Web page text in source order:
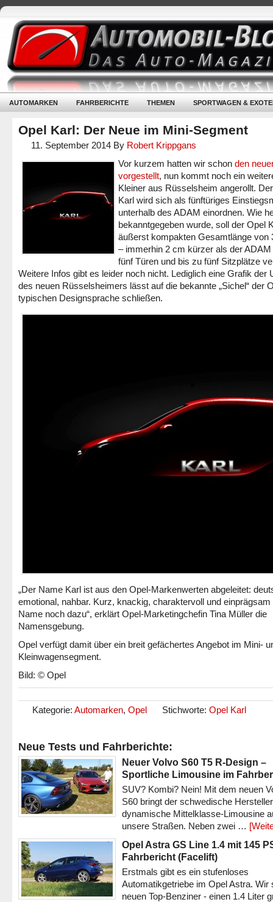
AUTOMARKEN FAHRBERICHTE THEMEN SPORTWAGEN &
Opel Karl: Der Neue im Mini-Segment
11. September 2014 By Robert Krippgans
Vor kurzem hatten wir schon den
vorgestellt, nun kommt noch ein
Kleiner aus Rüsselsheim angerollt.
Karl wird sich als fünftüriges
unterhalb des ADAM einordnen. Wie
bekanntgegeben wurde, soll der Opel
äußerst kompakten Gesamtlänge von
– immerhin 2 cm kürzer als der ADAM
fünf Türen und bis zu fünf Sitzplätze
Weitere Infos gibt es leider noch nicht. Lediglich eine Grafik der
des neuen Rüsselsheimers lässt auf die bekannte „Sichel“ der
typischen Designsprache schließen.
„Der Name Karl ist aus den Opel-Markenwerten abgeleitet:
emotional, nahbar. Kurz, knackig, charaktervoll und einprägsam
Name noch dazu“, erklärt Opel-Marketingchefin Tina Müller die
Namensgebung.
Opel verfügt damit über ein breit gefächertes Angebot im Mini-
Kleinwagensegment.
Bild: © Opel
Kategorie: Automarken, Opel Stichworte: Opel Karl
Neue Tests und Fahrberichte:
Neuer Volvo S60 T5 R-Design –
Sportliche Limousine im
SUV? Kombi? Nein! Mit dem neuen
S60 bringt der schwedische
dynamische Mittelklasse-Limousine
unsere Straßen. Neben zwei …
Opel Astra GS Line 1.4 mit 145
Fahrbericht (Facelift)
Erstmals gibt es ein stufenloses
Automatikgetriebe im Opel Astra. Wir
neuen Top-Benziner - einen 1.4 Liter